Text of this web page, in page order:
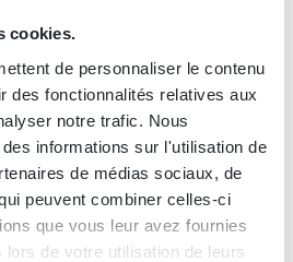
cookies.
de personnaliser le contenu
des fonctionnalités relatives aux
notre trafic. Nous
informations sur l'utilisation de
de médias sociaux, de
peuvent combiner celles-ci
que vous leur avez fournies
de votre utilisation de leurs
INK United lavabo -
120x45x11cm porcelaine
gauche sans trou de
robinetterie incl. bonde clic-
clac en porcelaine et système
de trop-plein dissimulé - blanc
brillant
Livraison gratuite
Livraison:sous 7 jours